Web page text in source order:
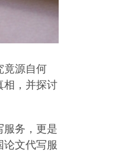
竟源自何
相，并探讨
服务，更是
论文代写服